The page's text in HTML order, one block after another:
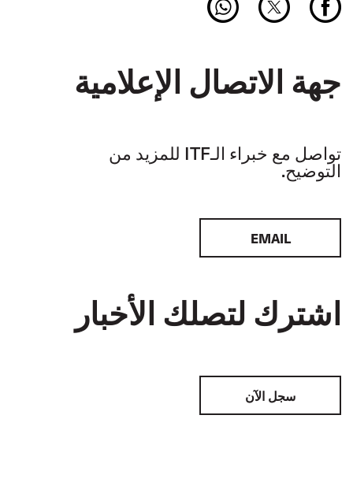
جهة الاتصال الإعلامية
تواصل مع خبراء الـITF للمزيد من
التوضيح.
EMAIL
اشترك لتصلك الأخبار
سجل الآن